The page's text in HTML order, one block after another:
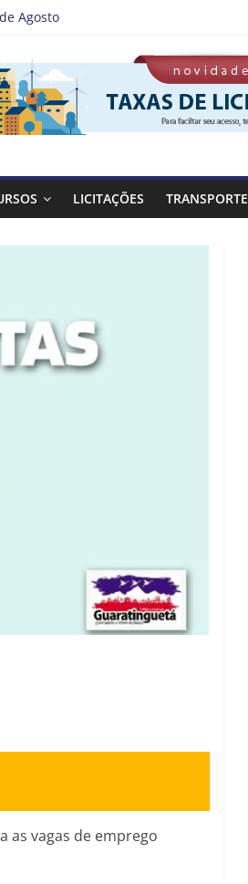
Agosto
mais lindos!
da região
LICITAÇÕES TRANSPORTE
as vagas de emprego